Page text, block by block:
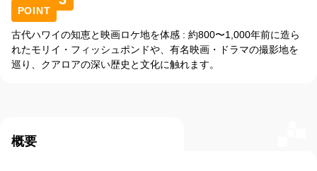
POINT
古代ハワイの知恵と映画ロケ地を体感 : 約800〜1,000年前に造ら
れたモリイ・フィッシュポンドや、有名映画・ドラマの撮影地を
巡り、クアロアの深い歴史と文化に触れます。
概要